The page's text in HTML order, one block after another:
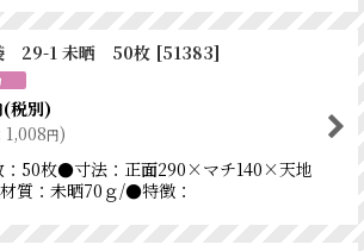
29-1 未晒 50枚 [51383]
(税別)
1,008円)
50枚●寸法：正面290×マチ140×天地
質：未晒70ｇ/●特徴：